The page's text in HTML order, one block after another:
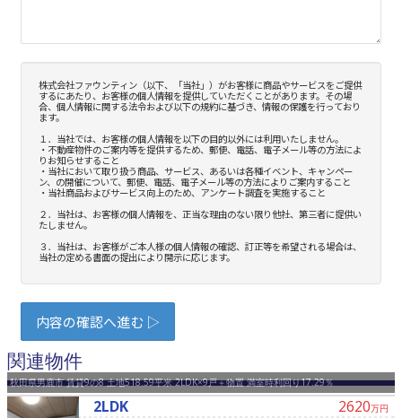
関連物件
秋田県男鹿市 賃貸9の8 土地518.59平米 2LDK×9戸＋物置 満室時利回り17.29％
2620万円
2LDK